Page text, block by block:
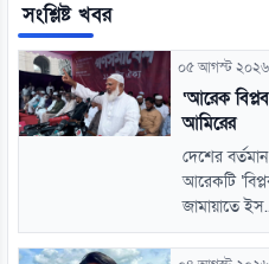
সংশ্লিষ্ট খবর
০৫ আগস্ট ২০২৬
‘আরেক
আমিরের
দেশের
আরেকটি
জামায়াতে